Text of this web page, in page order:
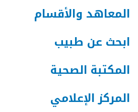
المعاهد والأقسام
ابحث عن طبيب
المكتبة الصحية
المركز الإعلامي